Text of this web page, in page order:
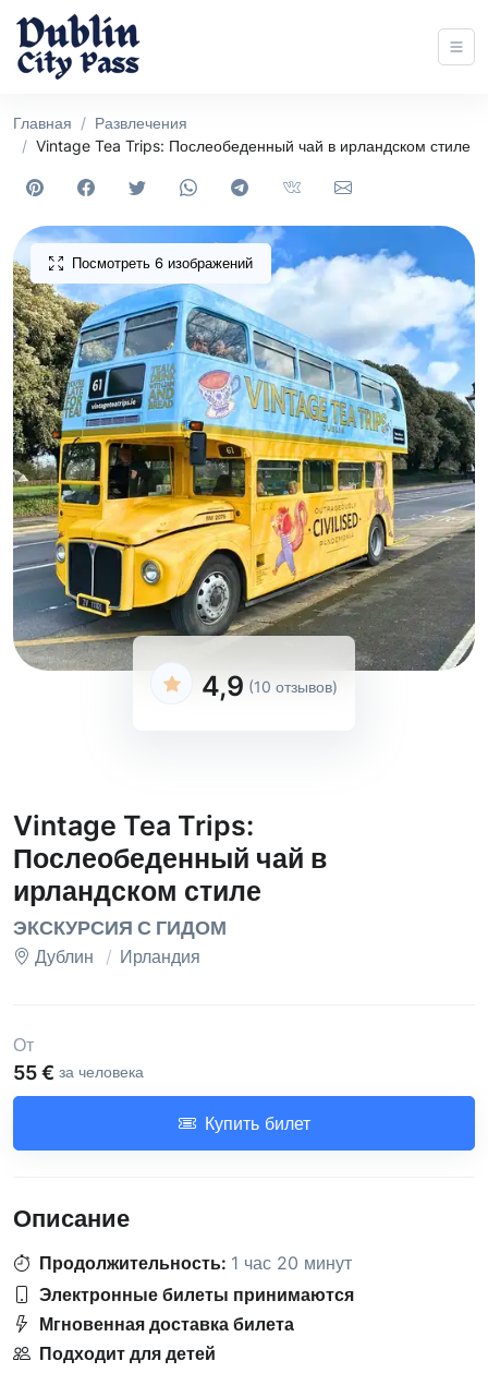
Главная
Развлечения
Vintage Tea Trips: Послеобеденный чай в ирландском стиле
Посмотреть 6 изображений
4,9 (10 отзывов)
Vintage Tea Trips:
Послеобеденный чай в
ирландском стиле
ЭКСКУРСИЯ С ГИДОМ
Дублин Ирландия
От
55 € за человека
Купить билет
Описание
Продолжительность: 1 час 20 минут
Электронные билеты принимаются
Мгновенная доставка билета
Подходит для детей